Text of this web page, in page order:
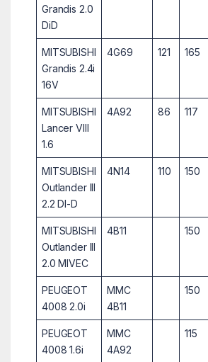
Grandis 2.0
DiD
MITSUBISHI
Grandis 2.4i
16V
4G69 121 165
MITSUBISHI
Lancer VIII
1.6
4A92 86 117
MITSUBISHI
Outlander III
2.2 DI-D
4N14 110 150
MITSUBISHI
Outlander III
2.0 MIVEC
4B11 150
PEUGEOT
4008 2.0i
MMC
4B11
150
PEUGEOT
4008 1.6i
MMC
4A92
115